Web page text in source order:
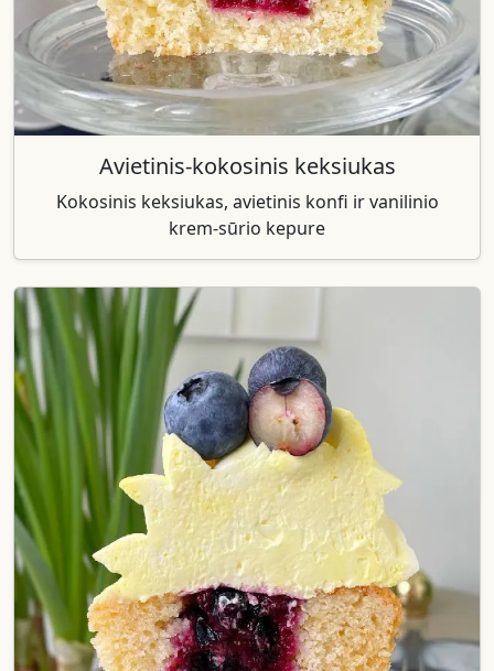
Avietinis-kokosinis keksiukas
Kokosinis keksiukas, avietinis konfi ir vanilinio
krem-sūrio kepure